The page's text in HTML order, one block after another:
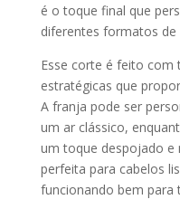
é o toque final que
diferentes formatos
Esse corte é feito com
estratégicas que
A franja pode ser
um ar clássico,
um toque despojado e
perfeita para cabelos
funcionando bem para